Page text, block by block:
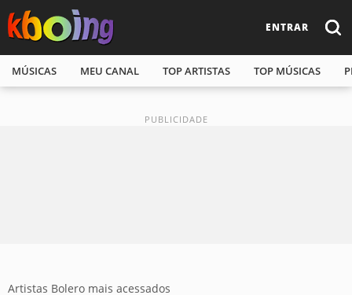
ENTRAR
MÚSICAS MEU CANAL TOP ARTISTAS TOP MÚSICAS
Artistas Bolero mais acessados